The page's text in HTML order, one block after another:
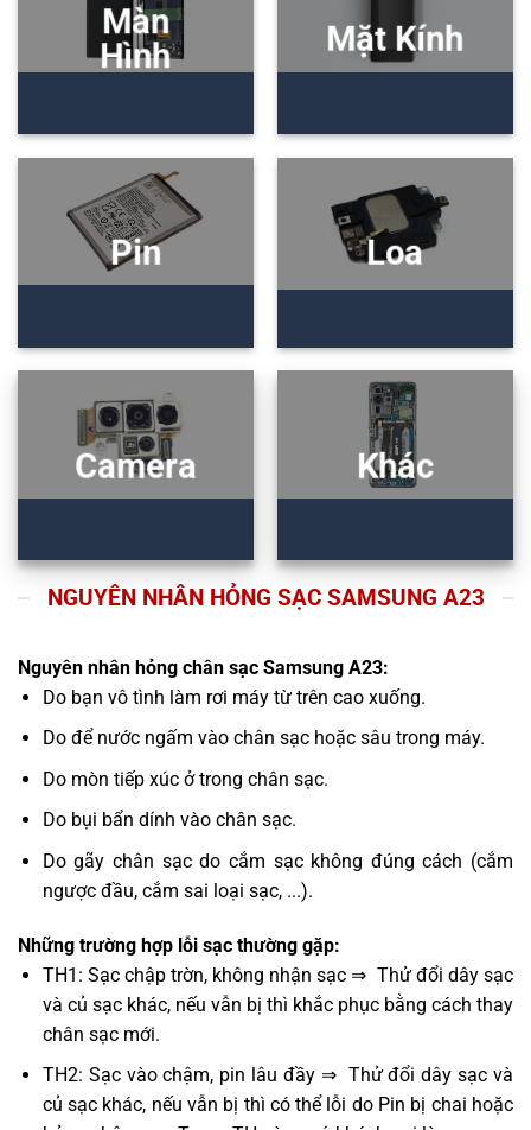
Màn
Hình
Mặt Kính
Pin Loa
Camera Khác
NGUYÊN NHÂN HỎNG SẠC SAMSUNG A23
Nguyên nhân hỏng chân sạc Samsung A23:
Do bạn vô tình làm rơi máy từ trên cao xuống.
Do để nước ngấm vào chân sạc hoặc sâu trong máy.
Do mòn tiếp xúc ở trong chân sạc.
Do bụi bẩn dính vào chân sạc.
Do gãy chân sạc do cắm sạc không đúng cách (cắm
ngược đầu, cắm sai loại sạc, ...).
Những trường hợp lỗi sạc thường gặp:
TH1: Sạc chập trờn, không nhận sạc ⇒ Thử đổi dây sạc
và củ sạc khác, nếu vẫn bị thì khắc phục bằng cách thay
chân sạc mới.
TH2: Sạc vào chậm, pin lâu đầy ⇒ Thử đổi dây sạc và
củ sạc khác, nếu vẫn bị thì có thể lỗi do Pin bị chai hoặc